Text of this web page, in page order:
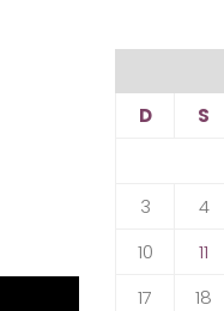
D
S
3
4
10
11
17
18